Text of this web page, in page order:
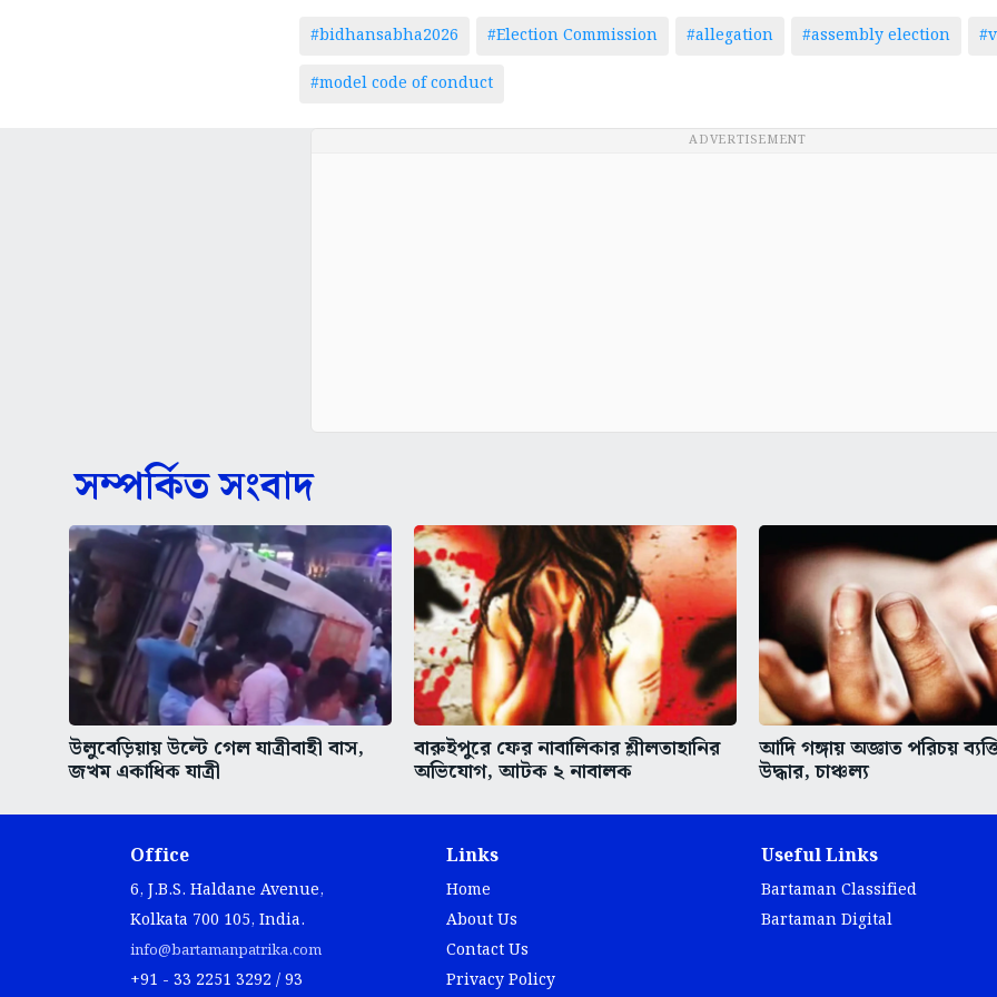
#bidhansabha2026 #Election Commission #allegation #assembly election
#model code of conduct
ADVERTISEMENT
সম্পর্কিত সংবাদ
উলুবেড়িয়ায় উল্টে গেল যাত্রীবাহী বাস,
জখম একাধিক যাত্রী
বারুইপুরে ফের নাবালিকার শ্লীলতাহানির
অভিযোগ, আটক ২ নাবালক
আদি গঙ্গায় অজ্ঞাত পরিচয়
উদ্ধার, চাঞ্চল্য
Office
6, J.B.S. Haldane Avenue,
Kolkata 700 105, India.
info@bartamanpatrika.com
+91 - 33 2251 3292 / 93
Links
Home
About Us
Contact Us
Privacy Policy
Useful Links
Bartaman Classified
Bartaman Digital